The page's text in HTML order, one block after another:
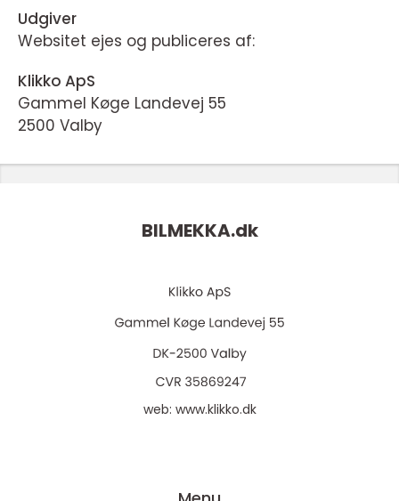
Udgiver
Websitet ejes og publiceres af:
Klikko ApS
Gammel Køge Landevej 55
2500 Valby
BILMEKKA.dk
web: www.klikko.dk